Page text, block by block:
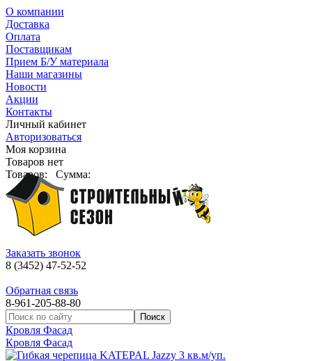
О компании
Доставка
Оплата
Поставщикам
Прием Б/У материала
Наши магазины
Новости
Акции
Контакты
Личный кабинет
Авторизоваться
Моя корзина
Товаров нет
Товаров:
Сумма:
Заказать звонок
8 (3452) 47-52-52
Обратная связь
8-961-205-88-80
Кровля Фасад
Кровля Фасад